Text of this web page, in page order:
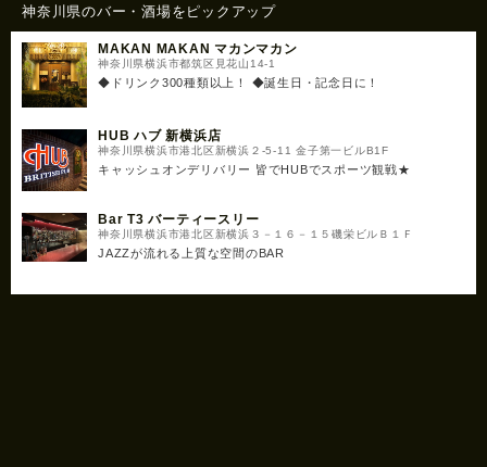
神奈川県のバー・酒場をピックアップ
MAKAN MAKAN マカンマカン
神奈川県横浜市都筑区見花山14-1
◆ドリンク300種類以上！ ◆誕生日・記念日に！
HUB ハブ 新横浜店
神奈川県横浜市港北区新横浜２-5-11 金子第一ビルB1F
キャッシュオンデリバリー 皆でHUBでスポーツ観戦★
Bar T3 バーティースリー
神奈川県横浜市港北区新横浜３－１６－１５磯栄ビルＢ１Ｆ
JAZZが流れる上質な空間のBAR